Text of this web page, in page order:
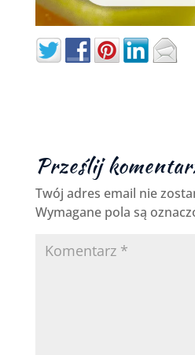
Prześlij
Twój adres email nie
Wymagane pola są